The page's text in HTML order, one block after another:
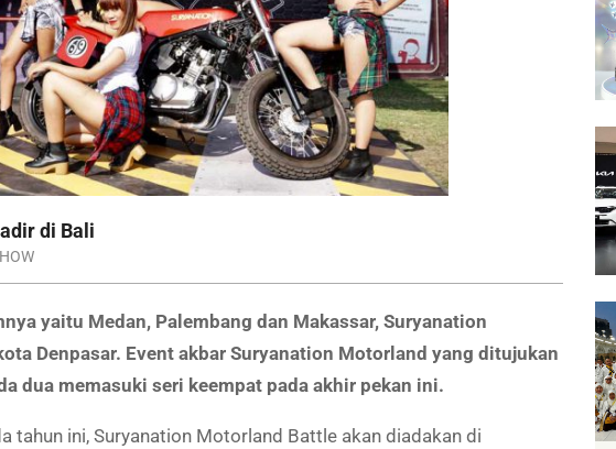
di Bali
yaitu Medan, Palembang dan Makassar, Suryanation
Denpasar. Event akbar Suryanation Motorland yang ditujukan
dua memasuki seri keempat pada akhir pekan ini.
tahun ini, Suryanation Motorland Battle akan diadakan di